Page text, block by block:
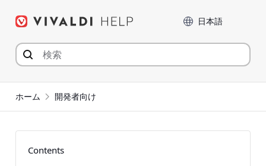
言語
ホーム 開発者向け
Contents